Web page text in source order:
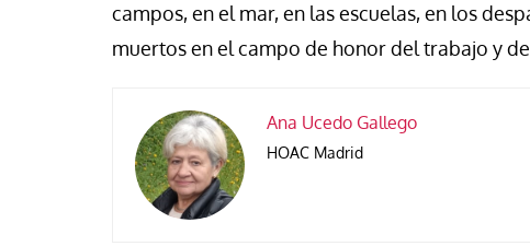
campos, en el mar, en las escuelas, en los
muertos en el campo de honor del trabajo y de
Ana Ucedo Gallego
HOAC Madrid